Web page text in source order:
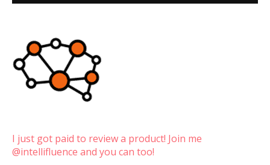
I just got paid to review a product! Join me
@intellifluence and you can too!